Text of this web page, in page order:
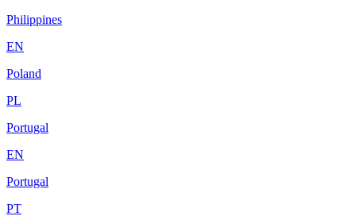
Philippines
EN
Poland
PL
Portugal
EN
Portugal
PT